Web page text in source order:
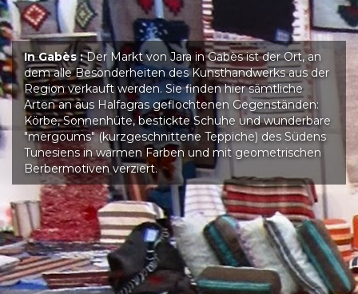
In Gabès :Der Markt von Jara in Gabès ist der Ort, an
dem alle Besonderheiten des Kunsthandwerks aus der
Region verkauft werden. Sie finden hier sämtliche
Arten an aus Halfagras geflochtenen Gegenständen:
Körbe, Sonnenhüte, bestickte Schuhe und wunderbare
"mergoums" (kurzgeschnittene Teppiche) des Südens
Tunesiens in warmen Farben und mit geometrischen
Berbermotiven verziert.